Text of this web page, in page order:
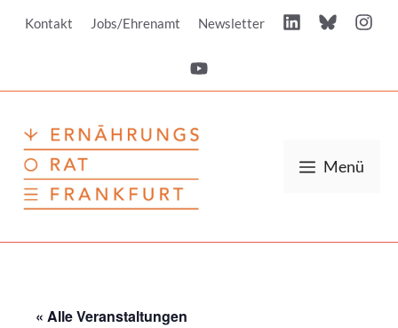
InhaltKontakt Jobs/Ehrenamt Newsletter
Menü
« Alle Veranstaltungen